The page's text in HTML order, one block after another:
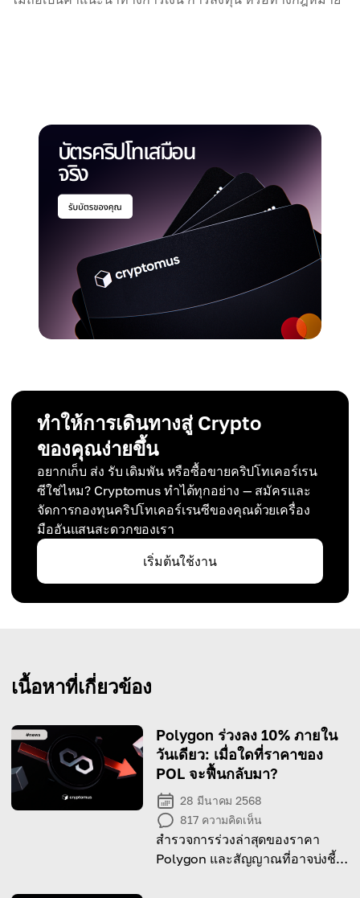
ทำให้การเดินทางสู่ Crypto
ของคุณง่ายขึ้น
อยากเก็บ ส่ง รับ เดิมพัน หรือซื้อขายคริปโทเคอร์เรน
ซีใช่ไหม? Cryptomus ทำได้ทุกอย่าง — สมัครและ
จัดการกองทุนคริปโทเคอร์เรนซีของคุณด้วยเครื่อง
มืออันแสนสะดวกของเรา
เริ่มต้นใช้งาน
เนื้อหาที่เกี่ยวข้อง
Polygon ร่วงลง 10% ภายใน
วันเดียว: เมื่อใดที่ราคาของ
POL จะฟื้นกลับมา?
28 มีนาคม 2568
817 ความคิดเห็น
สำรวจการร่วงล่าสุดของราคา
Polygon และสัญญาณที่อาจบ่งชี้